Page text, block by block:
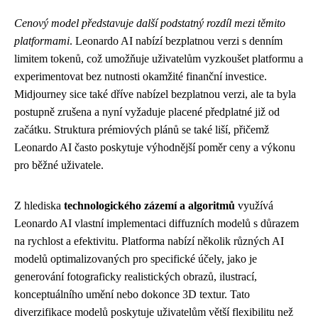
Cenový model představuje další podstatný rozdíl mezi těmito
platformami. Leonardo AI nabízí bezplatnou verzi s denním
limitem tokenů, což umožňuje uživatelům vyzkoušet platformu a
experimentovat bez nutnosti okamžité finanční investice.
Midjourney sice také dříve nabízel bezplatnou verzi, ale ta byla
postupně zrušena a nyní vyžaduje placené předplatné již od
začátku. Struktura prémiových plánů se také liší, přičemž
Leonardo AI často poskytuje výhodnější poměr ceny a výkonu
pro běžné uživatele.
Z hlediska technologického zázemí a algoritmů využívá
Leonardo AI vlastní implementaci diffuzních modelů s důrazem
na rychlost a efektivitu. Platforma nabízí několik různých AI
modelů optimalizovaných pro specifické účely, jako je
generování fotograficky realistických obrazů, ilustrací,
konceptuálního umění nebo dokonce 3D textur. Tato
diverzifikace modelů poskytuje uživatelům větší flexibilitu než